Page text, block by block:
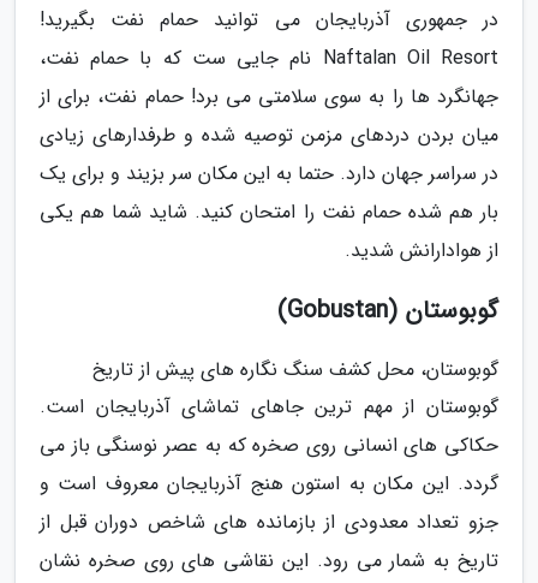
در جمهوری آذربایجان می توانید حمام نفت بگیرید!
Naftalan Oil Resort نام جایی ست که با حمام نفت،
جهانگرد ها را به سوی سلامتی می برد! حمام نفت، برای از
میان بردن دردهای مزمن توصیه شده و طرفدارهای زیادی
در سراسر جهان دارد. حتما به این مکان سر بزیند و برای یک
بار هم شده حمام نفت را امتحان کنید. شاید شما هم یکی
از هوادارانش شدید.
گوبوستان (Gobustan)
گوبوستان، محل کشف سنگ نگاره های پیش از تاریخ
گوبوستان از مهم ترین جاهای تماشای آذربایجان است.
حکاکی های انسانی روی صخره که به عصر نوسنگی باز می
گردد. این مکان به استون هنج آذربایجان معروف است و
جزو تعداد معدودی از بازمانده های شاخص دوران قبل از
تاریخ به شمار می رود. این نقاشی های روی صخره نشان